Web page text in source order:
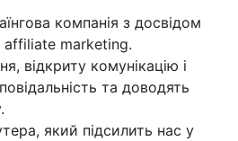
компанія з досвідом
affiliate marketing.
відкриту комунікацію і
та доводять
який підсилить нас у